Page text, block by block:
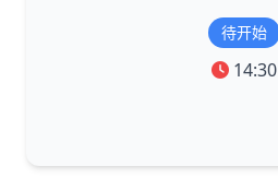
待开始
14:30